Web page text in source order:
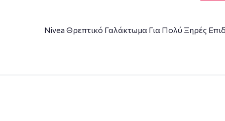
Nivea Θρεπτικό Γαλάκτωμα Για Πολύ Ξηρές